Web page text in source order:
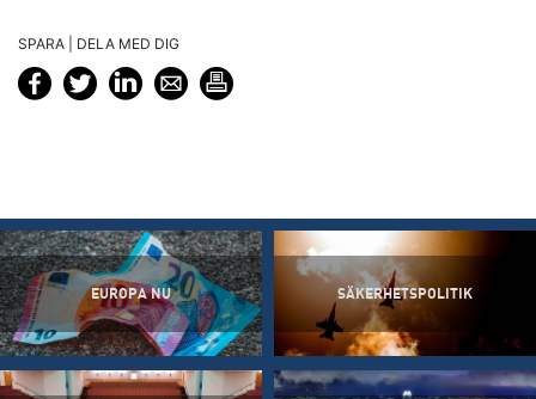
SPARA | DELA MED DIG
EUROPA NU SÄKERHETSPOLITIK